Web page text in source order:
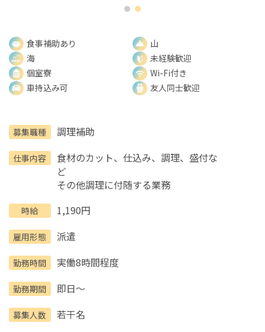
食事補助あり
山
海
未経験歓迎
個室寮
Wi-Fi付き
車持込み可
友人同士歓迎
募集職種 調理補助
仕事内容
食材のカット、仕込み、調理、盛付な
ど
その他調理に付随する業務
時給 1,190円
雇用形態 派遣
勤務時間 実働8時間程度
勤務期間 即日～
募集人数 若干名